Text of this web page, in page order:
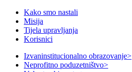
Kako smo nastali
Misija
Tijela upravljanja
Korisnici
Izvaninstitucionalno obrazovanje>
Neprofitno poduzetništvo>